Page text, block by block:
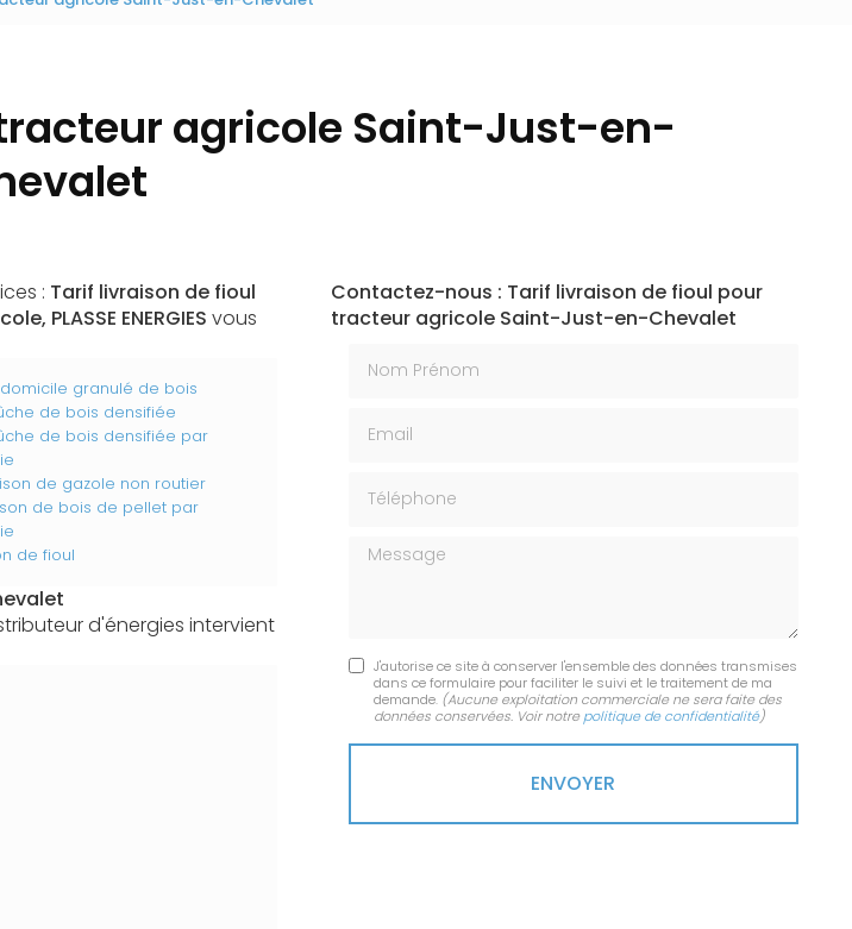
agricole Saint-Just-en-
: Tarif livraison de fioul
PLASSE ENERGIES vous
granulé de bois
de bois densifiée
de bois densifiée par
de gazole non routier
de bois de pellet par
de fioul
d'énergies intervient
Contactez-nous : Tarif livraison de fioul pour
tracteur agricole Saint-Just-en-Chevalet
Message
J'autorise ce site à conserver l'ensemble des données transmises
dans ce formulaire pour faciliter le suivi et le traitement de ma
demande. (Aucune exploitation commerciale ne sera faite des
données conservées. Voir notre politique de confidentialité)